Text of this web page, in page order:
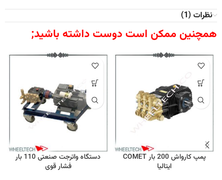
نظرات (1)
همچنین ممکن است دوست داشته باشید;
پمپ کارواش 200 بار COMET
ایتالیا
دستگاه واترجت صنعتی 110 بار
فشار قوی